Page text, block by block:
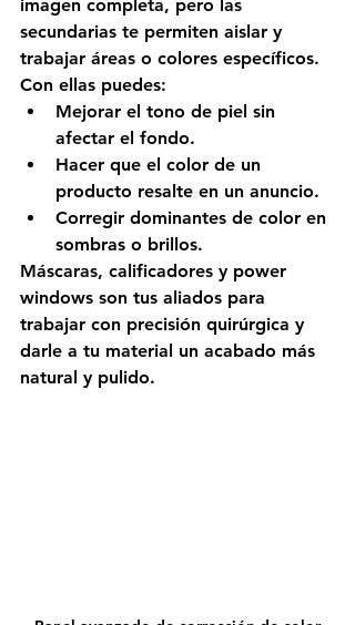
imagen completa, pero las
secundarias te permiten aislar y
trabajar áreas o colores específicos.
Con ellas puedes:
Mejorar el tono de piel sin
afectar el fondo.
Hacer que el color de un
producto resalte en un anuncio.
Corregir dominantes de color en
sombras o brillos.
Máscaras, calificadores y power
windows son tus aliados para
trabajar con precisión quirúrgica y
darle a tu material un acabado más
natural y pulido.